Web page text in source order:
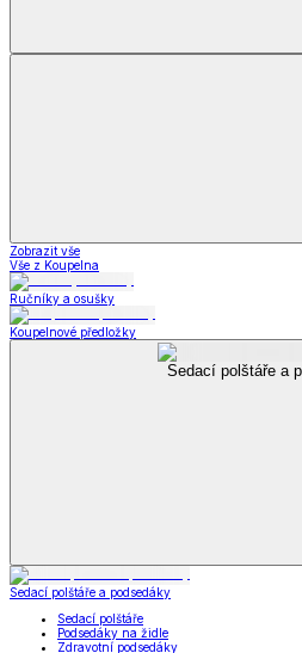
Zobrazit vše
Vše z Koupelna
Ručníky a osušky
Koupelnové předložky
Sedací polštáře a
Sedací polštáře a podsedáky
Sedací polštáře
Podsedáky na židle
Zdravotní podsedáky